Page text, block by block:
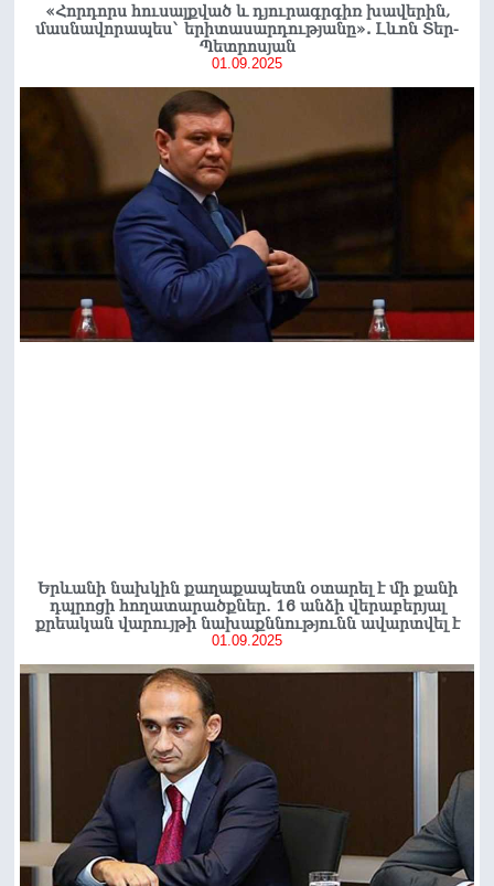
«Հորդորս հուսալքված և դյուրագրգիռ խավերին,
մասնավորապես` երիտասարդությանը». Լևոն Տեր-
Պետրոսյան
01.09.2025
Երևանի նախկին քաղաքապետն օտարել է մի քանի
դպրոցի հողատարածքներ․ 16 անձի վերաբերյալ
քրեական վարույթի նախաքննությունն ավարտվել է
01.09.2025